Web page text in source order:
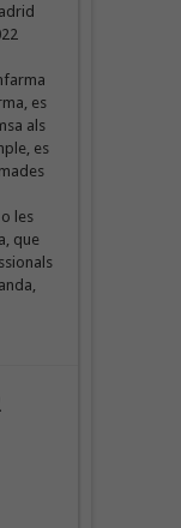
es
als
es
les
que